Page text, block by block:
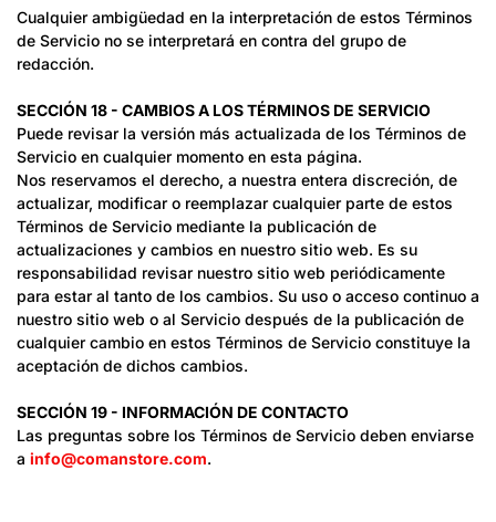
Cualquier ambigüedad en la interpretación de estos Términos
de Servicio no se interpretará en contra del grupo de
redacción.
SECCIÓN 18 - CAMBIOS A LOS TÉRMINOS DE SERVICIO
Puede revisar la versión más actualizada de los Términos de
Servicio en cualquier momento en esta página.
Nos reservamos el derecho, a nuestra entera discreción, de
actualizar, modificar o reemplazar cualquier parte de estos
Términos de Servicio mediante la publicación de
actualizaciones y cambios en nuestro sitio web. Es su
responsabilidad revisar nuestro sitio web periódicamente
para estar al tanto de los cambios. Su uso o acceso continuo a
nuestro sitio web o al Servicio después de la publicación de
cualquier cambio en estos Términos de Servicio constituye la
aceptación de dichos cambios.
SECCIÓN 19 - INFORMACIÓN DE CONTACTO
Las preguntas sobre los Términos de Servicio deben enviarse
a info@comanstore.com.